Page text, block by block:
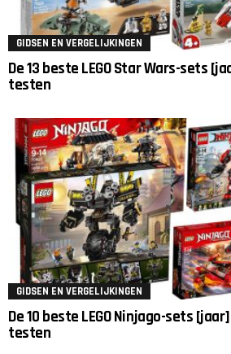
GIDSEN EN VERGELIJKINGEN
De 13 beste LEGO Star Wars-sets
testen
GIDSEN EN VERGELIJKINGEN
De 10 beste LEGO Ninjago-sets
testen